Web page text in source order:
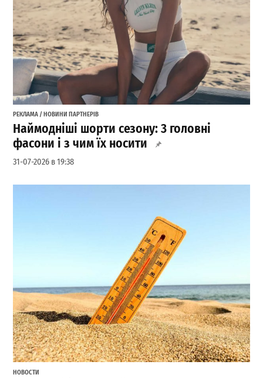
РЕКЛАМА / НОВИНИ ПАРТНЕРІВ
Наймодніші шорти сезону: 3 головні
фасони і з чим їх носити
31-07-2026 в 19:38
НОВОСТИ